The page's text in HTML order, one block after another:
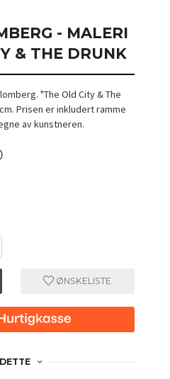
- MALERI
& THE DRUNK
"The Old City & The
Prisen er inkludert ramme
av kunstneren.
ØNSKELISTE